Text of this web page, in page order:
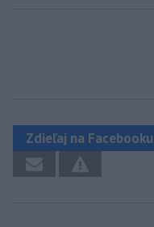
Zdieľaj na Facebooku